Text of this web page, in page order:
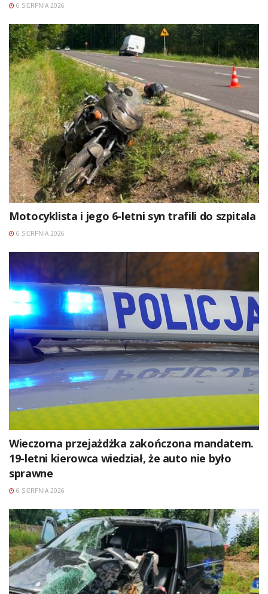
6 SIERPNIA 2026
Motocyklista i jego 6-letni syn trafili do szpitala
6 SIERPNIA 2026
Wieczorna przejażdżka zakończona mandatem.
19-letni kierowca wiedział, że auto nie było
sprawne
6 SIERPNIA 2026